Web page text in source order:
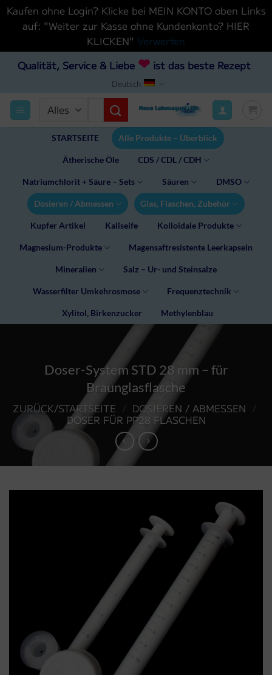
Kaufen ohne Login? Klicke bei MEIN KONTO oben Links
auf: "Weiter zur Kasse ohne Kundenkonto? HIER
KLICKEN" Verwerfen
Inhalt
Qualität, Service & Liebe ❤ist das beste Rezept
Deutsch
Suchen
STARTSEITE Alle Produkte – Überblick
Ätherische Öle CDS / CDL / CDH
Natriumchlorit + Säure – Sets Säuren DMSO
Dosieren / Abmessen Glas, Flaschen, Zubehör
Kupfer Artikel Kaliseife Kolloidale Produkte
Magnesium-Produkte Magensaftresistente Leerkapseln
Mineralien Salz – Ur- und Steinsalze
Wasserfilter Umkehrosmose Frequenztechnik
Xylitol, Birkenzucker Methylenblau
Doser-System STD 28 mm – für
Braunglasflasche
ZURÜCK/STARTSEITE / DOSIEREN / ABMESSEN /
DOSER FÜR PP28 FLASCHEN